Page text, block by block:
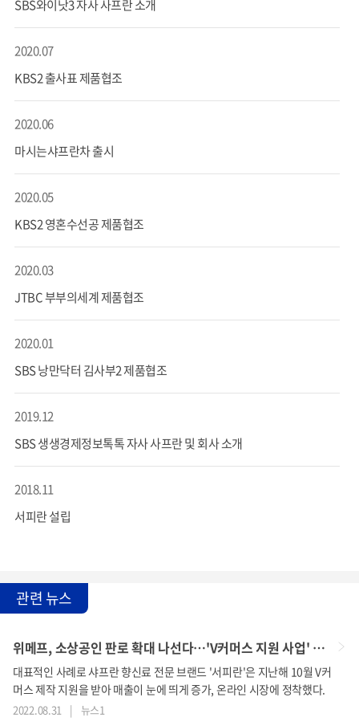
SBS와이낫3 자사 사프란 소개
2020.07
KBS2 출사표 제품협조
2020.06
마시는샤프란차 출시
2020.05
KBS2 영혼수선공 제품협조
2020.03
JTBC 부부의세계 제품협조
2020.01
SBS 낭만닥터 김사부2 제품협조
2019.12
SBS 생생경제정보톡톡 자사 사프란 및 회사 소개
2018.11
서피란 설립
관련 뉴스
위메프, 소상공인 판로 확대 나선다…'V커머스 지원 사업' 진행
대표적인 사례로 샤프란 향신료 전문 브랜드 '서피란'은 지난해 10월 V커
머스 제작 지원을 받아 매출이 눈에 띄게 증가, 온라인 시장에 정착했다.
2022.08.31 | 뉴스1